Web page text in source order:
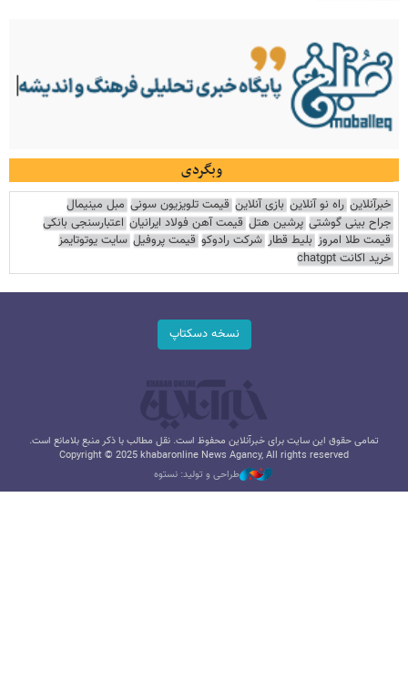
وبگردی
خبرآنلاین راه نو آنلاین بازی آنلاین قیمت تلویزیون سونی مبل مینیمال
جراح بینی گوشتی پرشین هتل قیمت آهن فولاد ایرانیان اعتبارسنجی بانکی
قیمت طلا امروز بلیط قطار شرکت رادوکو قیمت پروفیل سایت یوتوتایمز
خرید اکانت chatgpt
نسخه دسکتاپ
تمامی حقوق این سایت برای خبرآنلاین محفوظ است. نقل مطالب با ذکر منبع بلامانع است.
Copyright © 2025 khabaronline News Agancy, All rights reserved
طراحی و تولید: نستوه